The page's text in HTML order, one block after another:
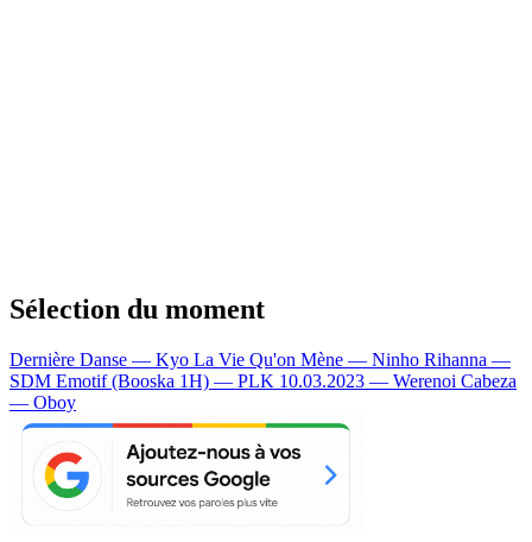
Sélection du moment
Dernière Danse — Kyo La Vie Qu'on Mène — Ninho Rihanna —
SDM Emotif (Booska 1H) — PLK 10.03.2023 — Werenoi Cabeza
— Oboy